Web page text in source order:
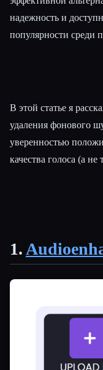
надежность и
популярности среди
В этой статье я
удаления фонового
уверенностью
качества голоса (а
1.